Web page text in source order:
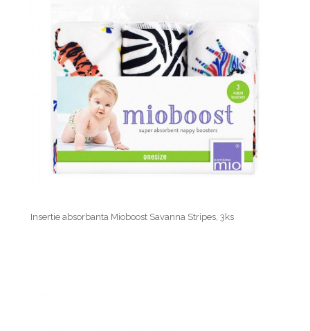
Insertie absorbanta Mioboost Savanna Stripes, 3ks